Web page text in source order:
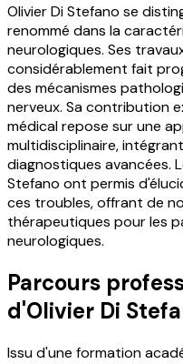
Olivier Di Stefano se
renommé dans la
neurologiques. Ses
considérablement fait
des mécanismes
nerveux. Sa contribution
médical repose sur une
multidisciplinaire,
diagnostiques avancées.
Stefano ont permis
ces troubles, offrant de
thérapeutiques pour les
neurologiques.
Parcours
d'Olivier Di
Issu d'une formation